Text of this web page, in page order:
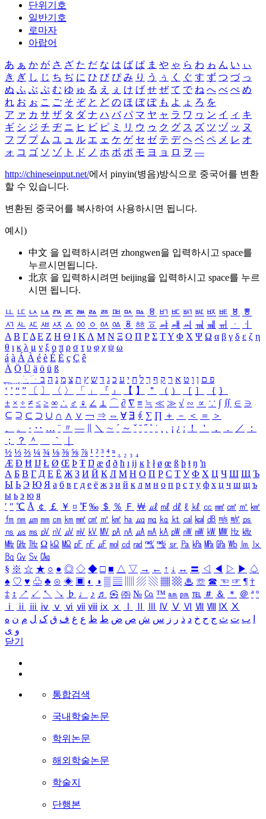
단위기호
일반기호
로마자
아랍어
あ ぁ か が さ ざ た だ な は ば ぱ ま や ゃ ら わ ゎ ん い ぃ
き ぎ し じ ち ぢ に ひ び ぴ み り う ぅ く ぐ す ず つ づ っ
ぬ ふ ぶ ぷ む ゆ ゅ る え ぇ け げ せ ぜ て で ね へ べ ぺ め
れ お ぉ こ ご そ ぞ と ど の ほ ぼ ぽ も よ ょ ろ を
ア ァ カ サ ザ タ ダ ナ ハ バ パ マ ヤ ャ ラ ワ ヮ ン イ ィ キ
ギ シ ジ チ ヂ ニ ヒ ビ ピ ミ リ ウ ゥ ク グ ス ズ ツ ヅ ッ ヌ
フ ブ プ ム ユ ュ ル エ ェ ケ ゲ セ ゼ テ デ ヘ ベ ペ メ レ オ
ォ コ ゴ ソ ゾ ト ド ノ ホ ボ ポ モ ヨ ョ ロ ヲ ―
http://chineseinput.net/에서 pinyin(병음)방식으로 중국어를 변환
할 수 있습니다.
변환된 중국어를 복사하여 사용하시면 됩니다.
예시)
中文 을 입력하시려면 zhongwen을 입력하시고 space를
누르시면됩니다.
北京 을 입력하시려면 beijing을 입력하시고 space를 누르
시면 됩니다.
ㅥ ㅦ ㅧ ㅨ ㅩ ㅪ ㅫ ㅬ ㅭ ㅮ ㅯ ㅰ ㅱ ㅲ ㅳ ㅴ ㅵ ㅶ ㅷ ㅸ
ㅹ
ㅺ ㅻ ㅼ ㅽ ㅾ ㅿ ㆀ ㆁ ㆂ ㆃ ㆄ ㆅ ㆆ ㆇ ㆈ ㆉ ㆊ ㆋ ㆌ ㆍ
ㆎ
Α Β ΓΔ Ε Ζ Η Θ Ι ΚΛ Μ Ν Ξ Ο Π Ρ Σ ΤΥ Φ Χ Ψ Ω α β γ δ ε ζ η
θ ι κ λ μ ν ξ ο π ρ σ τ υ φ χ ψ ω
á à Á À é è É È ç Ç ê
Ä Ö Ü ä ö ü ß
ִֶֹ ֻּ ׁׂ פ ם ן ו ט א ר ק ף ך ל ח י ע כ ג ד ש ץ ת צ מ נ ה ב
‘ ’ “ ” 〔 〕 〈 〉 「 」 『 』 【 】 ＂ （ ） ［ ］ ｛ ｝
± × ÷ ≠ ≤ ≥ ∞ ∴ ♂ ♀ ∠ ⊥ ⌒ ∂ ∇ ≡ ≒ ≪ ≫ √ ∽ ∝ ∵ ∫ ∬ ∈ ∋
⊆ ⊇ ⊂ ⊃ ∪ ∩ ∧ ∨ ￢ ⇒ ⇔ ∀ ∃ ∮ ∑ ∏ ＋ － ＜ ＝
＞
、
。 · ‥ … ¨ 〃 ― ＼ ∼ ´ ～ ˇ ˘ ˝ ˚ ˙ ¸ ¡ ¿ ː ！ ＇ ， ． ／
：
；
？ ＾ ｀
½ ⅓ ⅔ ¼ ¾ ⅛ ⅜ ⅝ ⅞ ¹ ² ³ ⁴ ⁿ ₁ ₂ ₃ ₄
Æ Ð Ħ Ĳ Ł Ø Œ Þ Ŧ Ŋ æ đ ð ħ ı ĳ ĸ ŀ ł ø œ ß þ ŧ ŋ ŉ
А Б В Г Д Е Ё Ж З И Й К Л М Н О П Р С Т У Ф Х Ц Ч Ш Щ Ъ
Ы Ь Э Ю Я а б в г д е ё ж з и й к л м н о п р с т у ф х ц ч ш щ ъ
ы ь э ю я
′ ″ ℃ Å ￠ ￡ ￥ ¤ ℉ ‰ ＄ ％ Ｆ ￦ ㎕ ㎖ ㎗ ℓ ㎘ ㏄ ㎣ ㎤ ㎥ ㎦
㎙ ㎚ ㎛ ㎜ ㎝ ㎞ ㎟ ㎠ ㎡ ㎢ ㏊ ㎍ ㎎ ㎏ ㏏ ㎈ ㎉ ㏈ ㎧ ㎨ ㎰
㎱ ㎲ ㎳ ㎴ ㎵ ㎶ ㎷ ㎸ ㎹ ㎀ ㎁ ㎂ ㎃ ㎄ ㎺ ㎻ ㎽ ㎾ ㎿ ㎐ ㎑
㎒ ㎓ ㎔ Ω ㏀ ㏁ ㎊ ㎋ ㎌ ㏖ ㏅ ㎭ ㎮ ㎯ ㏛ ㎩ ㎪ ㎫ ㎬ ㏝ ㏐
㏓
㏃ ㏉ ㏜ ㏆
§ ※ ☆ ★ ○ ● ◎ ◇ ◆ □ ■ △ ▽ → ← ↑ ↓ ↔ 〓 ◁ ◀ ▷ ▶ ♤
♠ ♡ ♥ ♧ ♣ ⊙ ◈ ▣ ◐ ◑ ▒ ▤ ▨ ▧ ▦ ▩ ♨ ☏ ☎ ☜ ☞ ¶ †
‡ ↕ ↗ ↙ ↖ ↘ ♭ ♩ ♪ ♬ ㉿ ㈜ № ㏇ ™ ㏂ ㏘ ℡ ＃ ＆ ＊ ＠ ª º
ⅰ
ⅱ ⅲ ⅳ ⅴ ⅵ ⅶ ⅷ ⅸ ⅹ Ⅳ Ⅴ Ⅵ Ⅶ Ⅷ Ⅸ Ⅹ
ب ت ث ج ح خ د ذ ر ز س ش ص ض ط ظ ع غ ف ق ک ل م ن ه
و ی
닫기
통합검색
국내학술논문
학위논문
해외학술논문
학술지
단행본